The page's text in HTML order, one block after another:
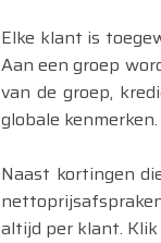
Elke klant is
Aan een groep
van de groep,
globale kenmerken.
Naast kortingen
altijd per klant. Klik